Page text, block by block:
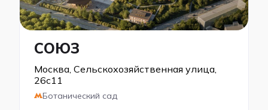
СОЮЗ
Москва, Сельскохозяйственная улица,
26с11
Ботанический сад